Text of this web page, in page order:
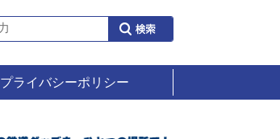
プライバシーポリシー